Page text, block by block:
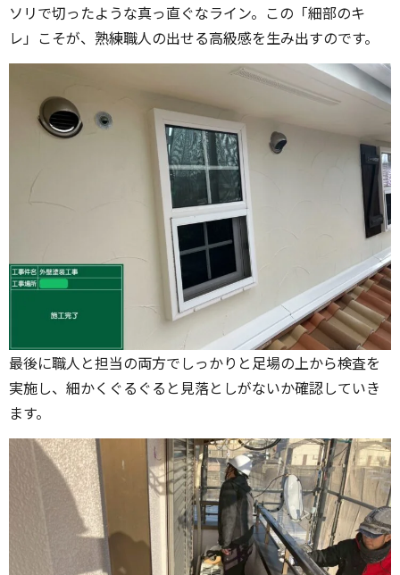
ソリで切ったような真っ直ぐなライン。この「細部のキ
レ」こそが、熟練職人の出せる高級感を生み出すのです。
最後に職人と担当の両方でしっかりと足場の上から検査を
実施し、細かくぐるぐると見落としがないか確認していき
ます。